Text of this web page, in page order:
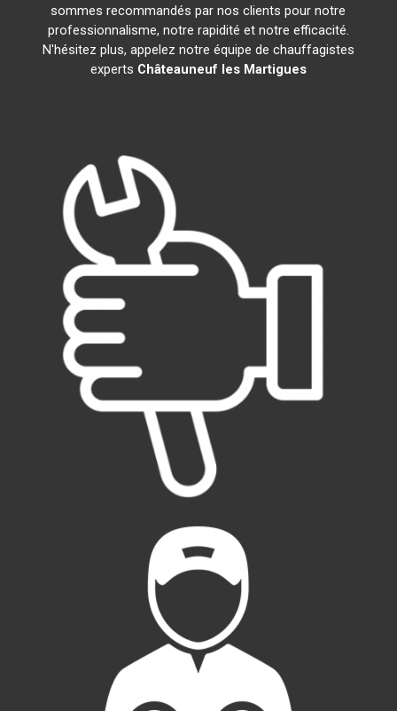
sommes recommandés par nos clients pour notre
professionnalisme, notre rapidité et notre efficacité.
N'hésitez plus, appelez notre équipe de chauffagistes
experts Châteauneuf les Martigues